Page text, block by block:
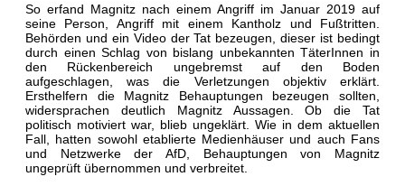
So erfand Magnitz nach einem Angriff im Januar 2019 auf
seine Person, Angriff mit einem Kantholz und Fußtritten.
Behörden und ein Video der Tat bezeugen, dieser ist bedingt
durch einen Schlag von bislang unbekannten TäterInnen in
den Rückenbereich ungebremst auf den Boden
aufgeschlagen, was die Verletzungen objektiv erklärt.
Ersthelfern die Magnitz Behauptungen bezeugen sollten,
widersprachen deutlich Magnitz Aussagen. Ob die Tat
politisch motiviert war, blieb ungeklärt. Wie in dem aktuellen
Fall, hatten sowohl etablierte Medienhäuser und auch Fans
und Netzwerke der AfD, Behauptungen von Magnitz
ungeprüft übernommen und verbreitet.